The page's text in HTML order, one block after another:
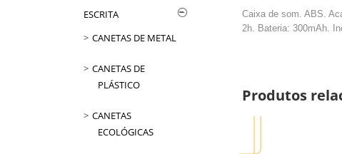
Caixa de som. ABS.
2h. Bateria: 300mAh.
Produtos
ESCRITA
CANETAS DE METAL
CANETAS DE
PLÁSTICO
CANETAS
ECOLÓGICAS